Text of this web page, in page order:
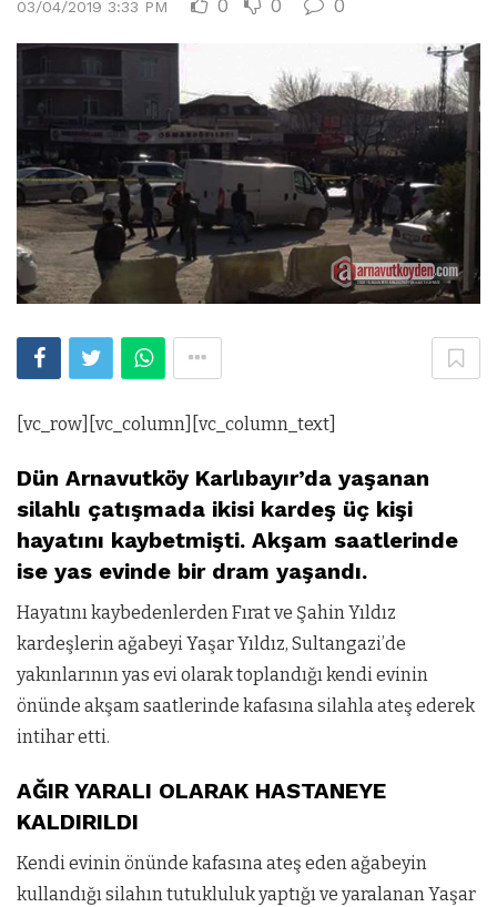
03/04/2019 3:33 PM
[vc_row][vc_column][vc_column_text]
Dün Arnavutköy Karlıbayır’da yaşanan
silahlı çatışmada ikisi kardeş üç kişi
hayatını kaybetmişti. Akşam saatlerinde
ise yas evinde bir dram yaşandı.
Hayatını kaybedenlerden Fırat ve Şahin Yıldız
kardeşlerin ağabeyi Yaşar Yıldız, Sultangazi’de
yakınlarının yas evi olarak toplandığı kendi evinin
önünde akşam saatlerinde kafasına silahla ateş ederek
intihar etti.
AĞIR YARALI OLARAK HASTANEYE
KALDIRILDI
Kendi evinin önünde kafasına ateş eden ağabeyin
kullandığı silahın tutukluluk yaptığı ve yaralanan Yaşar